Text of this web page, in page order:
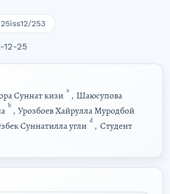
253
12-25
Суннат кизи a , Шаюсупова
b , Урозбоев Хайрулла Муродбой
Суннатилла угли d , Студент